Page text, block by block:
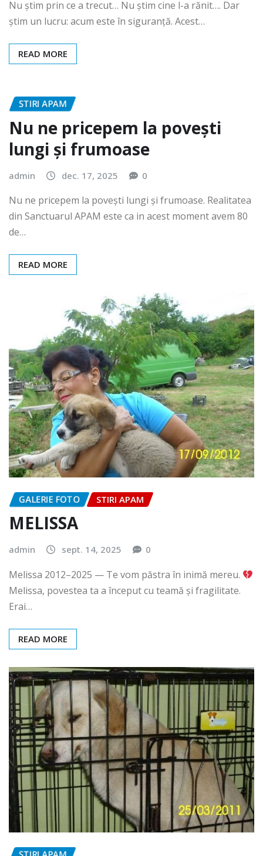
Nu știm prin ce a trecut… Nu știm cine l-a rănit…. Dar
știm un lucru: acum este în siguranță. Acest…
STIRI APAM
Nu ne pricepem la povești
lungi și frumoase
admin dec. 17, 2025
Nu ne pricepem la povești lungi și frumoase. Realitatea
din Sanctuarul APAM este ca in acest moment avem 80
de…
GALERIE FOTO
MELISSA
admin sept. 14, 2025 0
Melissa 2012–2025 — Te vom păstra în inimă mereu.
Melissa, povestea ta a început cu teamă și fragilitate.
Erai…